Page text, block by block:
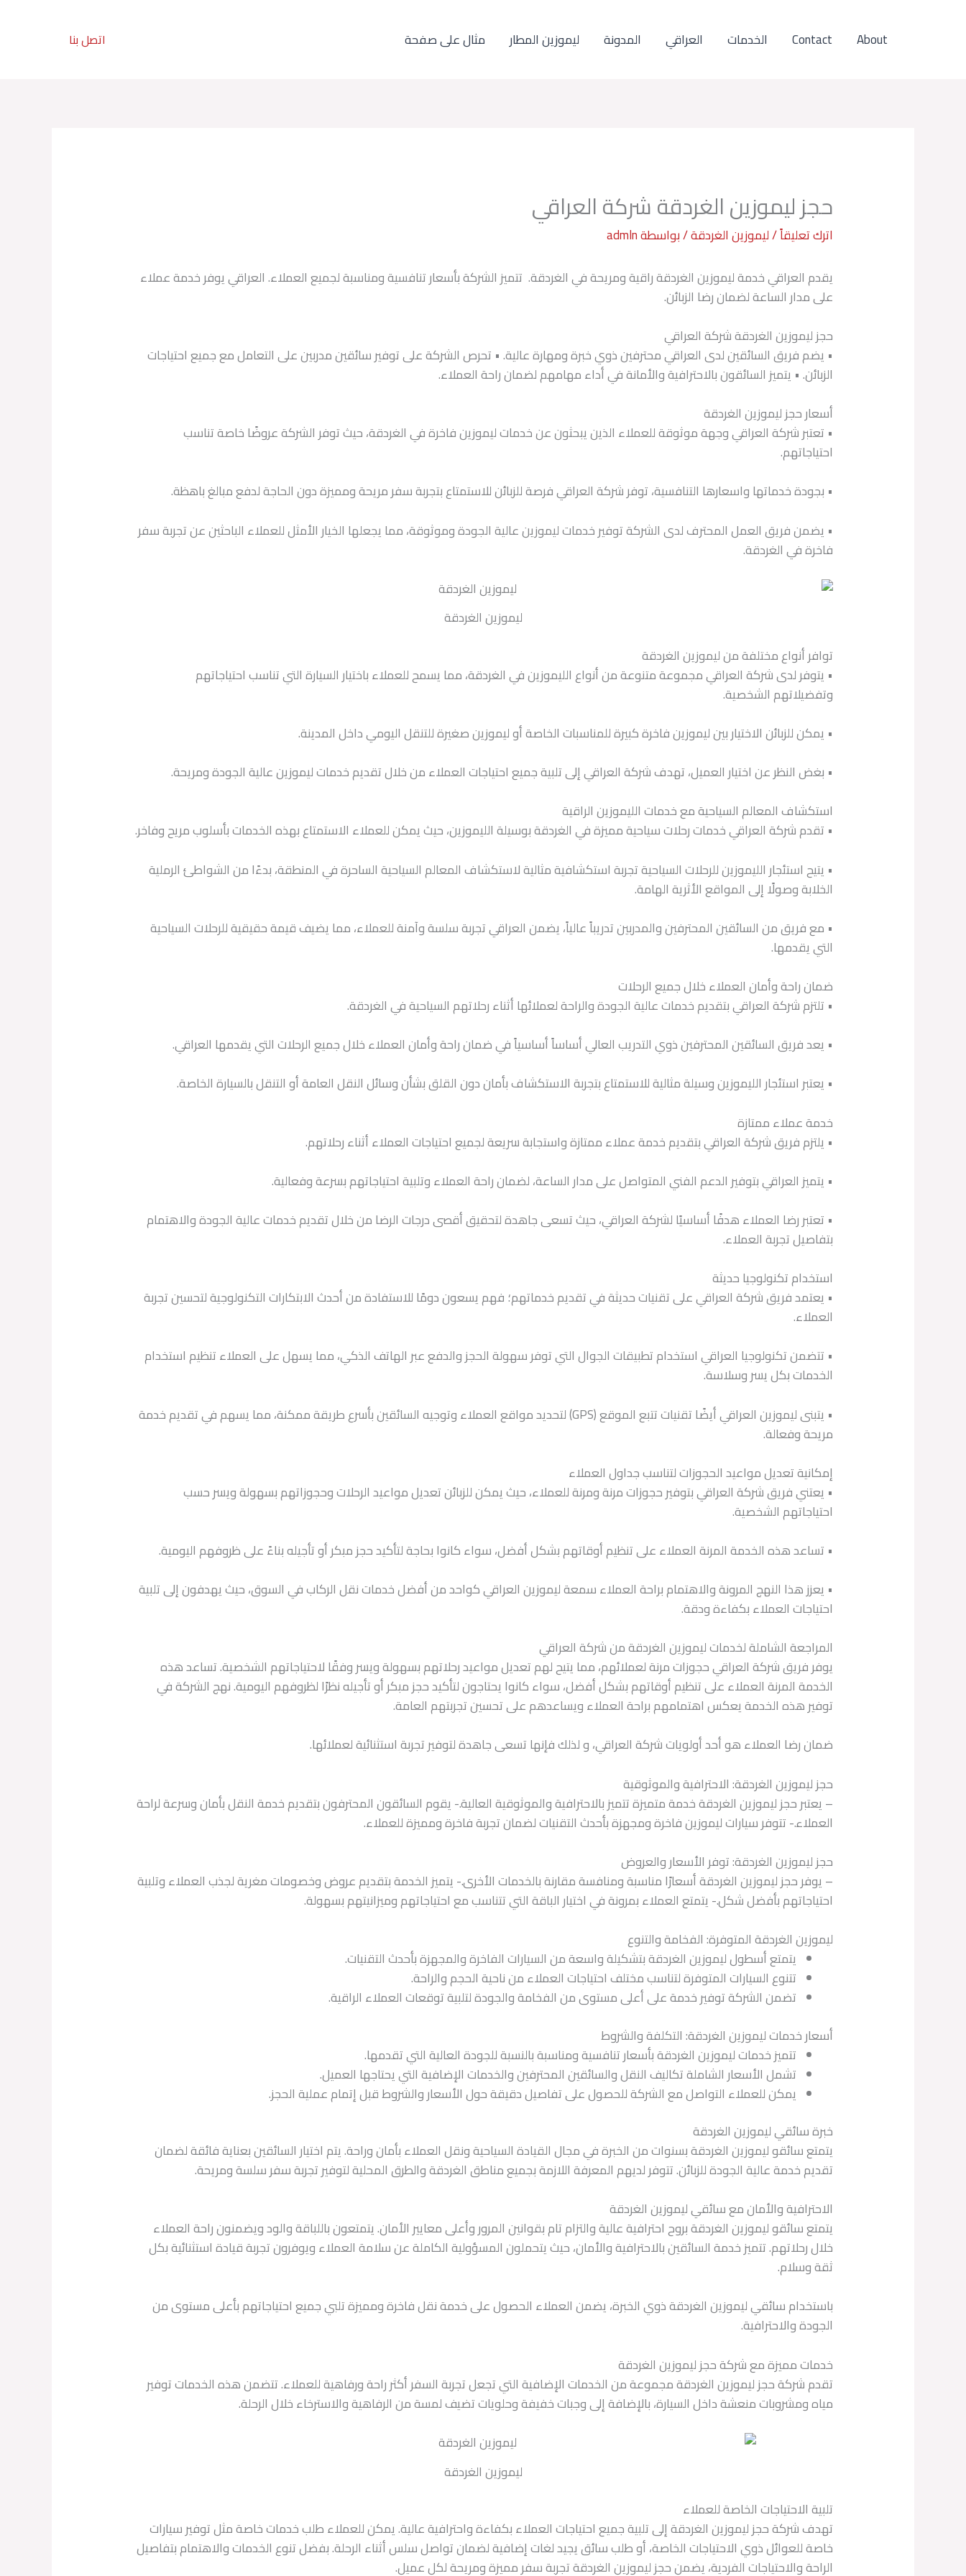
About
Contact الخدمات العراقي المدونة ليموزين المطار مثال على صفحة اتصل بنا
حجز ليموزين الغردقة شركة العراقي
اترك تعليقاً/ليموزين الغردقة/ بواسطةadmln
يقدم العراقي خدمة ليموزين الغردقة راقية ومريحة في الغردقة. تتميز الشركة بأسعار تنافسية ومناسبة لجميع العملاء. العراقي يوفر خدمة عملاء
على مدار الساعة لضمان رضا الزبائن.
حجز ليموزين الغردقة شركة العراقي
• يضم فريق السائقين لدى العراقي محترفين ذوي خبرة ومهارة عالية. • تحرص الشركة على توفير سائقين مدربين على التعامل مع جميع احتياجات
الزبائن. • يتميز السائقون بالاحترافية والأمانة في أداء مهامهم لضمان راحة العملاء.
أسعار حجز ليموزين الغردقة
• تعتبر شركة العراقي وجهة موثوقة للعملاء الذين يبحثون عن خدمات ليموزين فاخرة في الغردقة، حيث توفر الشركة عروضًا خاصة تناسب
احتياجاتهم.
• بجودة خدماتها واسعارها التنافسية، توفر شركة العراقي فرصة للزبائن للاستمتاع بتجربة سفر مريحة ومميزة دون الحاجة لدفع مبالغ باهظة.
• يضمن فريق العمل المحترف لدى الشركة توفير خدمات ليموزين عالية الجودة وموثوقة، مما يجعلها الخيار الأمثل للعملاء الباحثين عن تجربة سفر
فاخرة في الغردقة.
ليموزين الغردقة
توافر أنواع مختلفة من ليموزين الغردقة
• يتوفر لدى شركة العراقي مجموعة متنوعة من أنواع الليموزين في الغردقة، مما يسمح للعملاء باختيار السيارة التي تناسب احتياجاتهم
وتفضيلاتهم الشخصية.
• يمكن للزبائن الاختيار بين ليموزين فاخرة كبيرة للمناسبات الخاصة أو ليموزين صغيرة للتنقل اليومي داخل المدينة.
• بغض النظر عن اختيار العميل، تهدف شركة العراقي إلى تلبية جميع احتياجات العملاء من خلال تقديم خدمات ليموزين عالية الجودة ومريحة.
استكشاف المعالم السياحية مع خدمات الليموزين الراقية
• تقدم شركة العراقي خدمات رحلات سياحية مميزة في الغردقة بوسيلة الليموزين، حيث يمكن للعملاء الاستمتاع بهذه الخدمات بأسلوب مريح وفاخر.
• يتيح استئجار الليموزين للرحلات السياحية تجربة استكشافية مثالية لاستكشاف المعالم السياحية الساحرة في المنطقة، بدءًا من الشواطئ الرملية
الخلابة وصولًا إلى المواقع الأثرية الهامة.
• مع فريق من السائقين المحترفين والمدربين تدريباً عالياً، يضمن العراقي تجربة سلسة وآمنة للعملاء، مما يضيف قيمة حقيقية للرحلات السياحية
التي يقدمها.
ضمان راحة وأمان العملاء خلال جميع الرحلات
• تلتزم شركة العراقي بتقديم خدمات عالية الجودة والراحة لعملائها أثناء رحلاتهم السياحية في الغردقة.
• يعد فريق السائقين المحترفين ذوي التدريب العالي أساساً أساسياً في ضمان راحة وأمان العملاء خلال جميع الرحلات التي يقدمها العراقي.
• يعتبر استئجار الليموزين وسيلة مثالية للاستمتاع بتجربة الاستكشاف بأمان دون القلق بشأن وسائل النقل العامة أو التنقل بالسيارة الخاصة.
خدمة عملاء ممتازة
• يلتزم فريق شركة العراقي بتقديم خدمة عملاء ممتازة واستجابة سريعة لجميع احتياجات العملاء أثناء رحلاتهم.
• يتميز العراقي بتوفير الدعم الفني المتواصل على مدار الساعة، لضمان راحة العملاء وتلبية احتياجاتهم بسرعة وفعالية.
• تعتبر رضا العملاء هدفًا أساسيًا لشركة العراقي، حيث تسعى جاهدة لتحقيق أقصى درجات الرضا من خلال تقديم خدمات عالية الجودة والاهتمام
بتفاصيل تجربة العملاء.
استخدام تكنولوجيا حديثة
• يعتمد فريق شركة العراقي على تقنيات حديثة في تقديم خدماتهم؛ فهم يسعون دومًا للاستفادة من أحدث الابتكارات التكنولوجية لتحسين تجربة
العملاء.
• تتضمن تكنولوجيا العراقي استخدام تطبيقات الجوال التي توفر سهولة الحجز والدفع عبر الهاتف الذكي، مما يسهل على العملاء تنظيم استخدام
الخدمات بكل يسر وسلاسة.
• يتبنى ليموزين العراقي أيضًا تقنيات تتبع الموقع (GPS) لتحديد مواقع العملاء وتوجيه السائقين بأسرع طريقة ممكنة، مما يسهم في تقديم خدمة
مريحة وفعالة.
إمكانية تعديل مواعيد الحجوزات لتناسب جداول العملاء
• يعتني فريق شركة العراقي بتوفير حجوزات مرنة ومرنة للعملاء، حيث يمكن للزبائن تعديل مواعيد الرحلات وحجوزاتهم بسهولة ويسر حسب
احتياجاتهم الشخصية.
• تساعد هذه الخدمة المرنة العملاء على تنظيم أوقاتهم بشكل أفضل، سواء كانوا بحاجة لتأكيد حجز مبكر أو تأجيله بناءً على ظروفهم اليومية.
• يعزز هذا النهج المرونة والاهتمام براحة العملاء سمعة ليموزين العراقي كواحد من أفضل خدمات نقل الركاب في السوق، حيث يهدفون إلى تلبية
احتياجات العملاء بكفاءة ودقة.
المراجعة الشاملة لخدمات ليموزين الغردقة من شركة العراقي
يوفر فريق شركة العراقي حجوزات مرنة لعملائهم، مما يتيح لهم تعديل مواعيد رحلاتهم بسهولة ويسر وفقًا لاحتياجاتهم الشخصية. تساعد هذه
الخدمة المرنة العملاء على تنظيم أوقاتهم بشكل أفضل، سواء كانوا يحتاجون لتأكيد حجز مبكر أو تأجيله نظرًا لظروفهم اليومية. نهج الشركة في
توفير هذه الخدمة يعكس اهتمامهم براحة العملاء ويساعدهم على تحسين تجربتهم العامة.
ضمان رضا العملاء هو أحد أولويات شركة العراقي، و لذلك فإنها تسعى جاهدة لتوفير تجربة استثنائية لعملائها.
حجز ليموزين الغردقة: الاحترافية والموثوقية
– يعتبر حجز ليموزين الغردقة خدمة متميزة تتميز بالاحترافية والموثوقية العالية.- يقوم السائقون المحترفون بتقديم خدمة النقل بأمان وسرعة لراحة
العملاء.- تتوفر سيارات ليموزين فاخرة ومجهزة بأحدث التقنيات لضمان تجربة فاخرة ومميزة للعملاء.
حجز ليموزين الغردقة: توفر الأسعار والعروض
– يوفر حجز ليموزين الغردقة أسعارًا مناسبة ومنافسة مقارنة بالخدمات الأخرى.- يتميز الخدمة بتقديم عروض وخصومات مغرية لجذب العملاء وتلبية
احتياجاتهم بأفضل شكل.- يتمتع العملاء بمرونة في اختيار الباقة التي تتناسب مع احتياجاتهم وميزانيتهم بسهولة.
ليموزين الغردقة المتوفرة: الفخامة والتنوع
يتمتع أسطول ليموزين الغردقة بتشكيلة واسعة من السيارات الفاخرة والمجهزة بأحدث التقنيات.
تتنوع السيارات المتوفرة لتناسب مختلف احتياجات العملاء من ناحية الحجم والراحة.
تضمن الشركة توفير خدمة على أعلى مستوى من الفخامة والجودة لتلبية توقعات العملاء الراقية.
أسعار خدمات ليموزين الغردقة: التكلفة والشروط
تتميز خدمات ليموزين الغردقة بأسعار تنافسية ومناسبة بالنسبة للجودة العالية التي تقدمها.
تشمل الأسعار الشاملة تكاليف النقل والسائقين المحترفين والخدمات الإضافية التي يحتاجها العميل.
يمكن للعملاء التواصل مع الشركة للحصول على تفاصيل دقيقة حول الأسعار والشروط قبل إتمام عملية الحجز.
خبرة سائقي ليموزين الغردقة
يتمتع سائقو ليموزين الغردقة بسنوات من الخبرة في مجال القيادة السياحية ونقل العملاء بأمان وراحة. يتم اختيار السائقين بعناية فائقة لضمان
تقديم خدمة عالية الجودة للزبائن. تتوفر لديهم المعرفة اللازمة بجميع مناطق الغردقة والطرق المحلية لتوفير تجربة سفر سلسة ومريحة.
الاحترافية والأمان مع سائقي ليموزين الغردقة
يتمتع سائقو ليموزين الغردقة بروح احترافية عالية والتزام تام بقوانين المرور وأعلى معايير الأمان. يتمتعون باللباقة والود ويضمنون راحة العملاء
خلال رحلاتهم. تتميز خدمة السائقين بالاحترافية والأمان، حيث يتحملون المسؤولية الكاملة عن سلامة العملاء ويوفرون تجربة قيادة استثنائية بكل
ثقة وسلام.
باستخدام سائقي ليموزين الغردقة ذوي الخبرة، يضمن العملاء الحصول على خدمة نقل فاخرة ومميزة تلبي جميع احتياجاتهم بأعلى مستوى من
الجودة والاحترافية.
خدمات مميزة مع شركة حجز ليموزين الغردقة
تقدم شركة حجز ليموزين الغردقة مجموعة من الخدمات الإضافية التي تجعل تجربة السفر أكثر راحة ورفاهية للعملاء. تتضمن هذه الخدمات توفير
مياه ومشروبات منعشة داخل السيارة، بالإضافة إلى وجبات خفيفة وحلويات تضيف لمسة من الرفاهية والاسترخاء خلال الرحلة.
ليموزين الغردقة
تلبية الاحتياجات الخاصة للعملاء
تهدف شركة حجز ليموزين الغردقة إلى تلبية جميع احتياجات العملاء بكفاءة واحترافية عالية. يمكن للعملاء طلب خدمات خاصة مثل توفير سيارات
خاصة للعوائل ذوي الاحتياجات الخاصة، أو طلب سائق يجيد لغات إضافية لضمان تواصل سلس أثناء الرحلة. بفضل تنوع الخدمات والاهتمام بتفاصيل
الراحة والاحتياجات الفردية، يضمن حجز ليموزين الغردقة تجربة سفر مميزة ومريحة لكل عميل.